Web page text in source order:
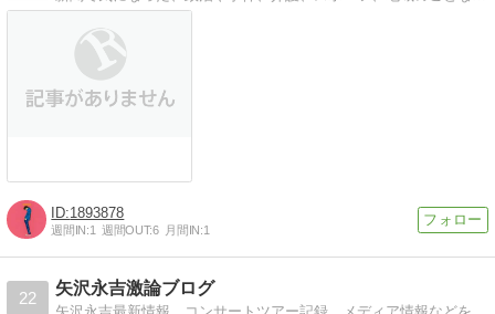
1893878
週間IN:1 週間OUT:6 月間IN:1
22
矢沢永吉激論ブログ